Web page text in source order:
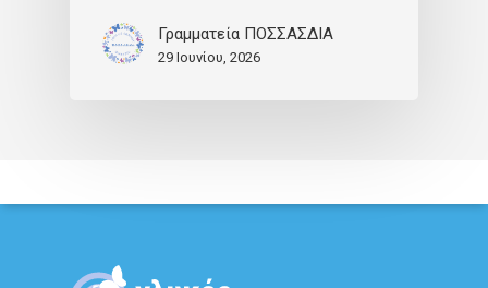
Γραμματεία ΠΟΣΣΑΣΔΙΑ
29 Ιουνίου, 2026